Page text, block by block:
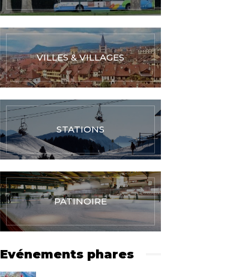
VILLES & VILLAGES
STATIONS
PATINOIRE
Evénements phares